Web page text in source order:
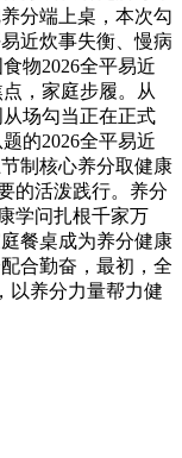
分端上桌，本次勾
近炊事失衡、慢病
物2026全平易近
，家庭步履。从
场勾当正在正式
的2026全平易近
制核心养分取健康
的活泼践行。养分
学问扎根千家万
餐桌成为养分健康
合勤奋，最初，全
以养分力量帮力健